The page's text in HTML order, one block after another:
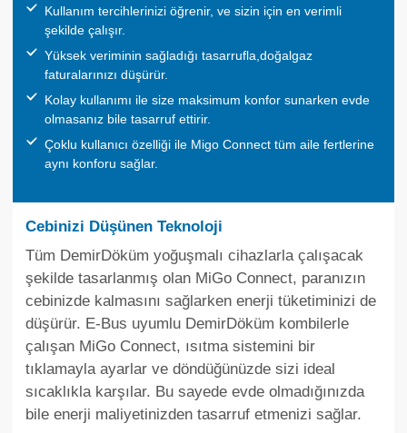
Kullanım tercihlerinizi öğrenir, ve sizin için en verimli
şekilde çalışır.
Yüksek veriminin sağladığı tasarrufla,doğalgaz
faturalarınızı düşürür.
Kolay kullanımı ile size maksimum konfor sunarken evde
olmasanız bile tasarruf ettirir.
Çoklu kullanıcı özelliği ile Migo Connect tüm aile fertlerine
aynı konforu sağlar.
Cebinizi Düşünen Teknoloji
Tüm DemirDöküm yoğuşmalı cihazlarla çalışacak
şekilde tasarlanmış olan MiGo Connect, paranızın
cebinizde kalmasını sağlarken enerji tüketiminizi de
düşürür. E-Bus uyumlu DemirDöküm kombilerle
çalışan MiGo Connect, ısıtma sistemini bir
tıklamayla ayarlar ve döndüğünüzde sizi ideal
sıcaklıkla karşılar. Bu sayede evde olmadığınızda
bile enerji maliyetinizden tasarruf etmenizi sağlar.